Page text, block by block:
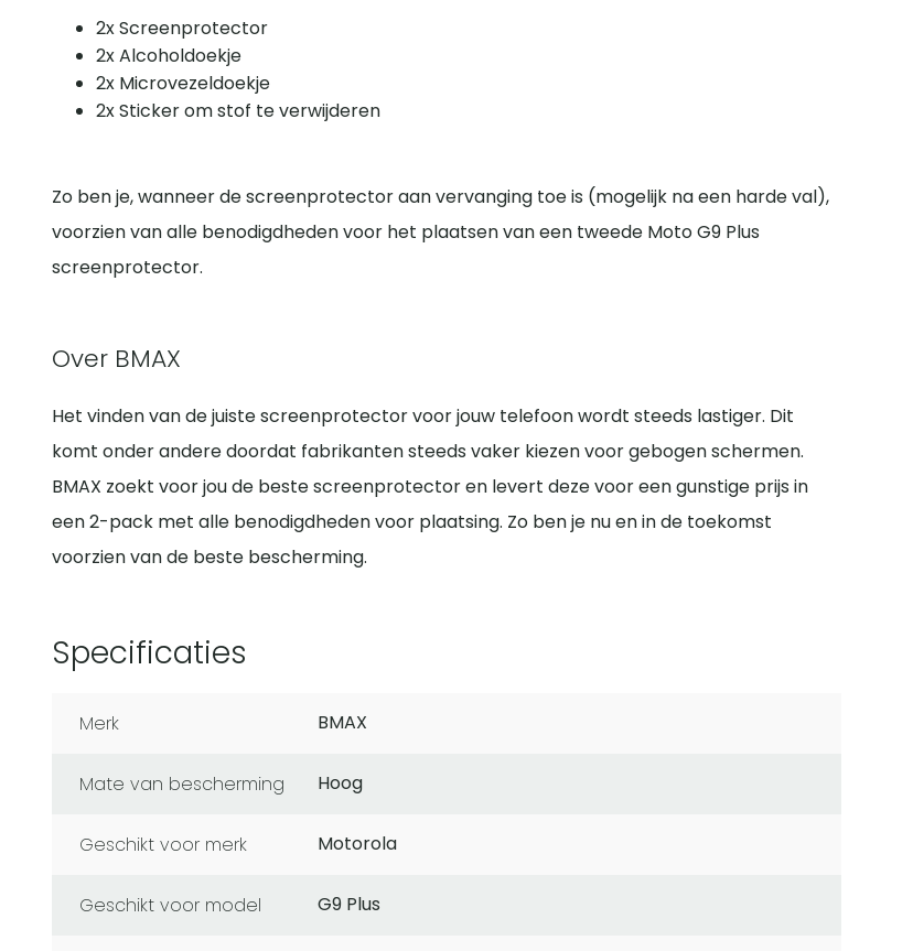
2x Screenprotector
2x Alcoholdoekje
2x Microvezeldoekje
2x Sticker om stof te verwijderen
Zo ben je, wanneer de screenprotector aan vervanging toe is (mogelijk na een harde val),
voorzien van alle benodigdheden voor het plaatsen van een tweede Moto G9 Plus
screenprotector.
Over BMAX
Het vinden van de juiste screenprotector voor jouw telefoon wordt steeds lastiger. Dit
komt onder andere doordat fabrikanten steeds vaker kiezen voor gebogen schermen.
BMAX zoekt voor jou de beste screenprotector en levert deze voor een gunstige prijs in
een 2-pack met alle benodigdheden voor plaatsing. Zo ben je nu en in de toekomst
voorzien van de beste bescherming.
Specificaties
Merk BMAX
Mate van bescherming Hoog
Geschikt voor merk Motorola
Geschikt voor model G9 Plus